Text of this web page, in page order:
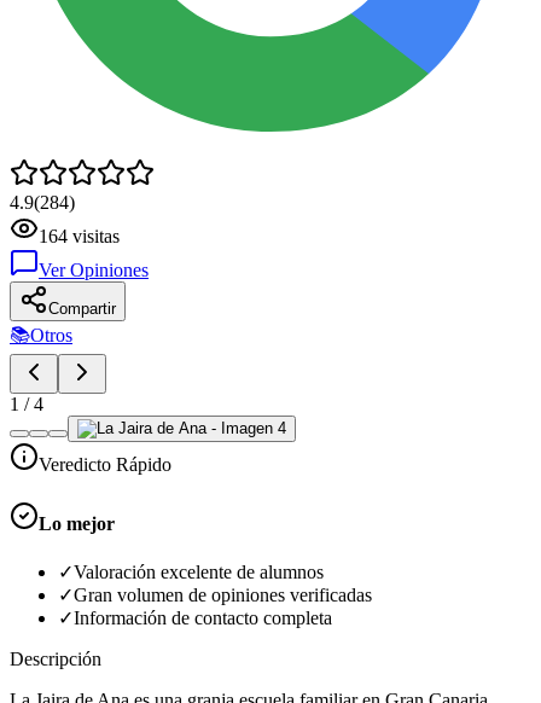
4.9(284)
164 visitas
Ver Opiniones
Compartir
📚Otros
1 /4
Veredicto Rápido
Lo mejor
✓Valoración excelente de alumnos
✓Gran volumen de opiniones verificadas
✓Información de contacto completa
Descripción